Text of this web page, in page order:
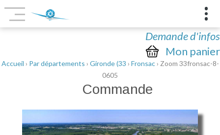
Demande d'infos
Mon panier
Accueil › Par départements › Gironde (33 › Fronsac› Zoom 33fronsac-8-
0605
Commande